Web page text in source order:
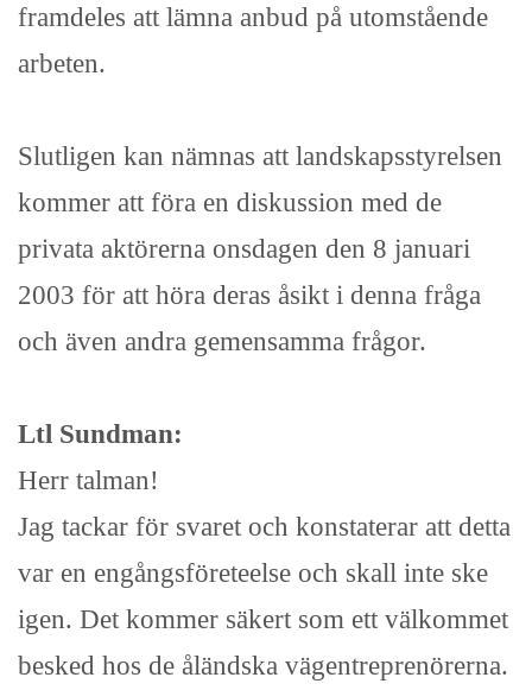
framdeles att lämna anbud på utomstående
arbeten.
Slutligen kan nämnas att landskapsstyrelsen
kommer att föra en diskussion med de
privata aktörerna onsdagen den 8 januari
2003 för att höra deras åsikt i denna fråga
och även andra gemensamma frågor.
Ltl Sundman:
Herr talman!
Jag tackar för svaret och konstaterar att detta
var en engångsföreteelse och skall inte ske
igen. Det kommer säkert som ett välkommet
besked hos de åländska vägentreprenörerna.